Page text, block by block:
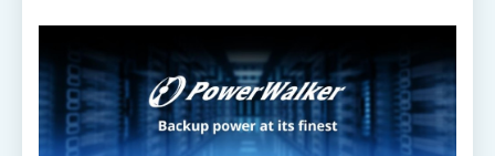
standardem cyberbezpieczeństwa IEC 62443.
Wbudowany system zarządzania akumulatorami OBM
(Optimal Battery Management) chroni baterie przed
nadmiernym i zbyt szybkim rozładowaniem,